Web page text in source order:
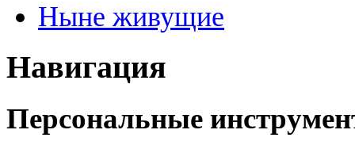
Ныне живущие
Навигация
Персональные